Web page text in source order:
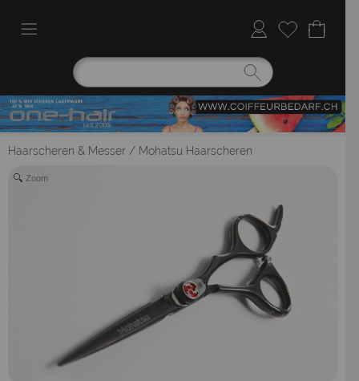
Haarscheren & Messer / Mohatsu Haarscheren
Zoom